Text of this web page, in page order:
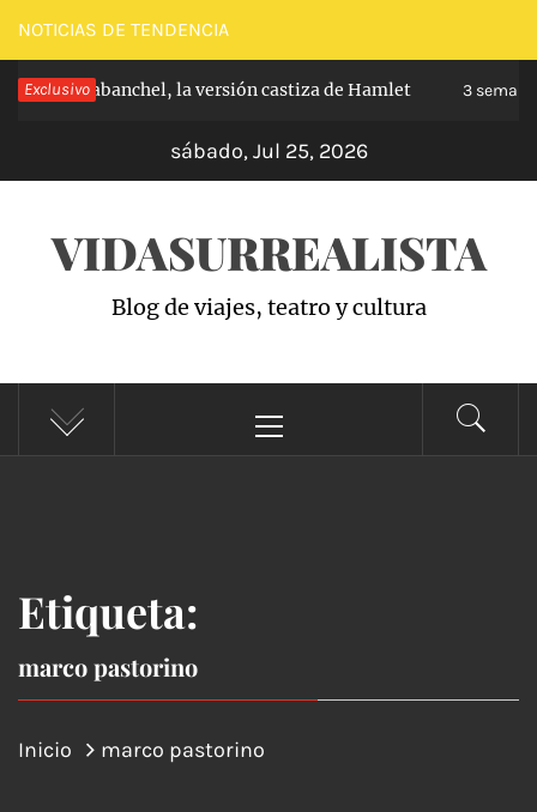
Saltar
al
contenido
NOTICIAS DE TENDENCIA
Exclusivo
de Carabanchel, la versión castiza de Hamlet 3
sábado, Jul 25, 2026
VIDASURREALISTA
Blog de viajes, teatro y cultura
principal
Etiqueta:
marco pastorino
Inicio marco pastorino